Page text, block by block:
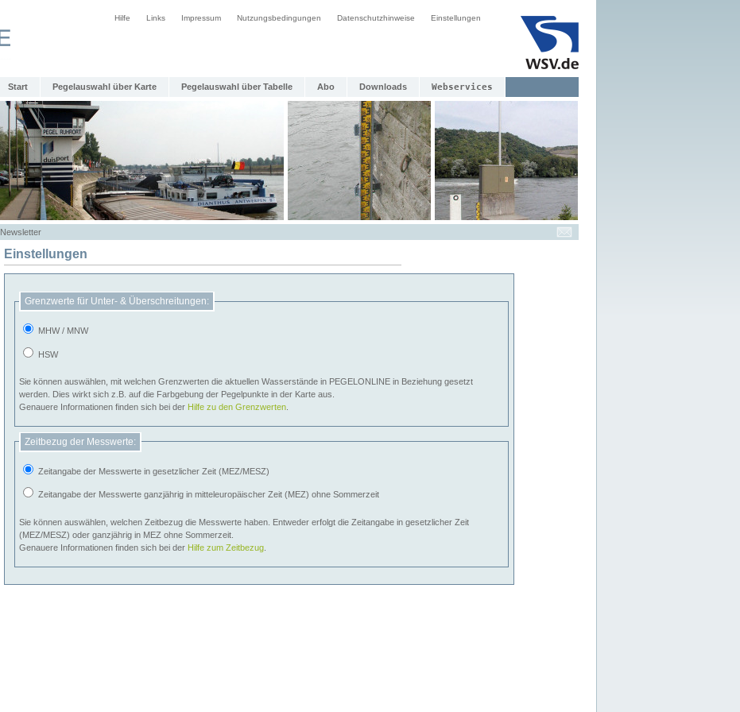
Hilfe Links Impressum Nutzungsbedingungen Datenschutzhinweise Einstellungen
Start Pegelauswahl über Karte Pegelauswahl über Tabelle Abo Downloads Webservices
Newsletter
Einstellungen
Grenzwerte für Unter- & Überschreitungen:
MHW / MNW
HSW
Sie können auswählen, mit welchen Grenzwerten die aktuellen Wasserstände in PEGELONLINE in Beziehung gesetzt
werden. Dies wirkt sich z.B. auf die Farbgebung der Pegelpunkte in der Karte aus.
Genauere Informationen finden sich bei der Hilfe zu den Grenzwerten
Zeitbezug der Messwerte:
Zeitangabe der Messwerte in gesetzlicher Zeit (MEZ/MESZ)
Zeitangabe der Messwerte ganzjährig in mitteleuropäischer Zeit (MEZ) ohne Sommerzeit
Sie können auswählen, welchen Zeitbezug die Messwerte haben. Entweder erfolgt die Zeitangabe in gesetzlicher Zeit
(MEZ/MESZ) oder ganzjährig in MEZ ohne Sommerzeit.
Genauere Informationen finden sich bei der Hilfe zum Zeitbezug